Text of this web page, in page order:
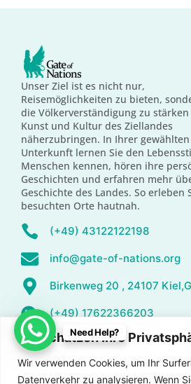
Wir schätzen Ihre
Wir verwenden Cookies, um Ihr
Datenverkehr zu analysieren. Wenn
Unser Ziel ist es nicht nur,
Reisemöglichkeiten zu bieten,
die Völkerverständigung zu
Kunst und Kultur des Ziellandes
näherzubringen. In Ihrer gewählten
Unterkunft lernen Sie den
Menschen kennen, hören ihre
Geschichten und erfahren mehr
Geschichte des Landes. So erleben
besuchten Orte hautnah.
(+49) 43122122198
info@gate-of-nations.org
Birkenweg 20 , 24107
(+49) 17622366203
Versicherung
Need Help?